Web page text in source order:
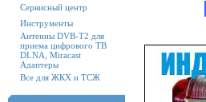
Сервисный центр
Инструменты
Антенны DVB-T2 для
приема цифрового ТВ
DLNA, Miracast
Адаптеры
Все для ЖКХ и ТСЖ